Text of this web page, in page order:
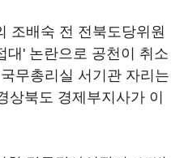
조배숙 전 전북도당위원
대' 논란으로 공천이 취소
무총리실 서기관 자리는
상북도 경제부지사가 이